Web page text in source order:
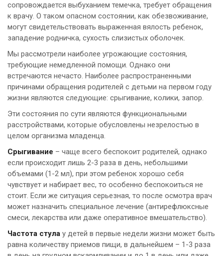
сопровождается выбуханием темечка, требует обращения
к врачу. О таком опасном состоянии, как обезвоживание,
могут свидетельствовать выраженная вялость ребенок,
западение родничка, сухость слизистых оболочек.
Мы рассмотрели наиболее угрожающие состояния,
требующие немедленной помощи. Однако они
встречаются нечасто. Наиболее распространенными
причинами обращения родителей с детьми на первом году
жизни являются следующие: срыгивание, колики, запор.
Эти состояния по сути являются функциональными
расстройствами, которые обусловлены незрелостью в
целом организма младенца.
Срыгивание – чаще всего беспокоит родителей, однако
если происходит лишь 2-3 раза в день, небольшими
объемами (1-2 мл), при этом ребенок хорошо себя
чувствует и набирает вес, то особенно беспокоиться не
стоит. Если же ситуация серьезная, то после осмотра врач
может назначить специальное лечение (антирефлюксные
смеси, лекарства или даже оперативное вмешательство).
Частота стула у детей в первые недели жизни может быть
равна количеству приемов пищи, в дальнейшем – 1-3 раза